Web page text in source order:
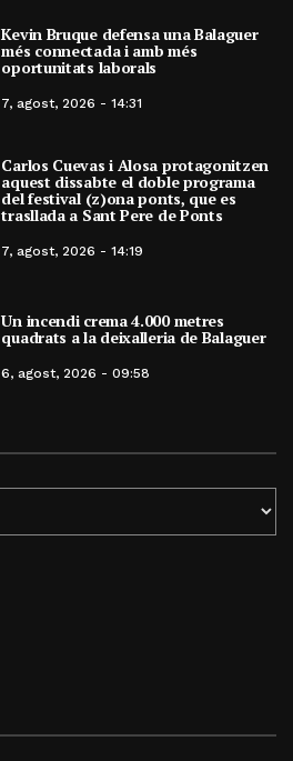
Kevin Bruque defensa una Balaguer
més connectada i amb més
oportunitats laborals
7, agost, 2026 - 14:31
Carlos Cuevas i Alosa protagonitzen
aquest dissabte el doble programa
del festival (z)ona ponts, que es
trasllada a Sant Pere de Ponts
7, agost, 2026 - 14:19
Un incendi crema 4.000 metres
quadrats a la deixalleria de Balaguer
6, agost, 2026 - 09:58